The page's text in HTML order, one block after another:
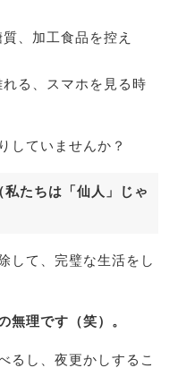
、加工食品を控え
る、スマホを見る時
していませんか？
たちは「仙人」じゃ
して、完璧な生活をし
無理です（笑）。
るし、夜更かしするこ